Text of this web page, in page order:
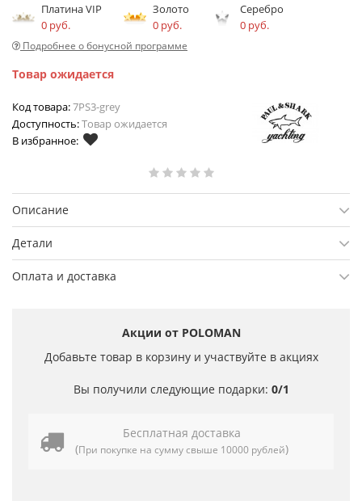
Платина VIP
0 руб.
Золото
0 руб.
Серебро
0 руб.
Подробнее о бонусной программе
Товар ожидается
Код товара:7PS3-grey
Доступность:Товар ожидается
В избранное:
Описание
Детали
Оплата и доставка
Акции от POLOMAN
Добавьте товар в корзину и участвуйте в акциях
Вы получили следующие подарки: 0/1
Бесплатная доставка
(При покупке на сумму свыше 10000 рублей)